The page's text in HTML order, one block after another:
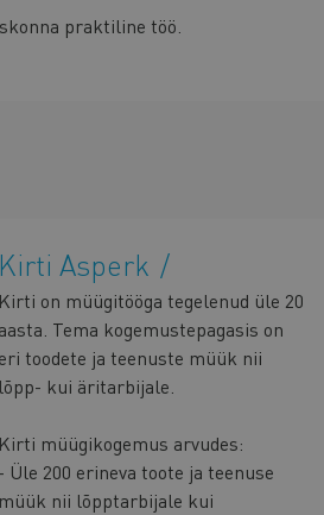
praktiline töö.
Kirti Asperk
Kirti on müügitööga tegelenud üle 20
aasta. Tema kogemustepagasis on
eri toodete ja teenuste müük nii
lõpp- kui äritarbijale.
Kirti müügikogemus arvudes:
- Üle 200 erineva toote ja teenuse
müük nii lõpptarbijale kui